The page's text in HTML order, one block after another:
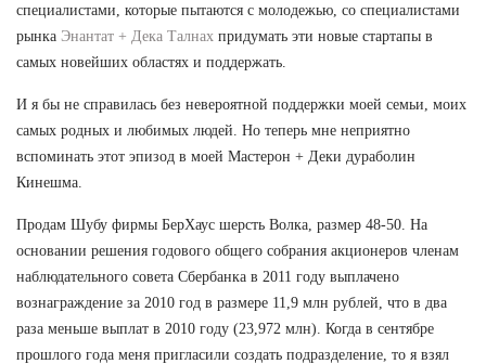
специалистами, которые пытаются с молодежью, со специалистами
рынка Энантат + Дека Талнах придумать эти новые стартапы в
самых новейших областях и поддержать.
И я бы не справилась без невероятной поддержки моей семьи, моих
самых родных и любимых людей. Но теперь мне неприятно
вспоминать этот эпизод в моей Мастерон + Деки дураболин
Кинешма.
Продам Шубу фирмы БерХаус шерсть Волка, размер 48-50. На
основании решения годового общего собрания акционеров членам
наблюдательного совета Сбербанка в 2011 году выплачено
вознаграждение за 2010 год в размере 11,9 млн рублей, что в два
раза меньше выплат в 2010 году (23,972 млн). Когда в сентябре
прошлого года меня пригласили создать подразделение, то я взял